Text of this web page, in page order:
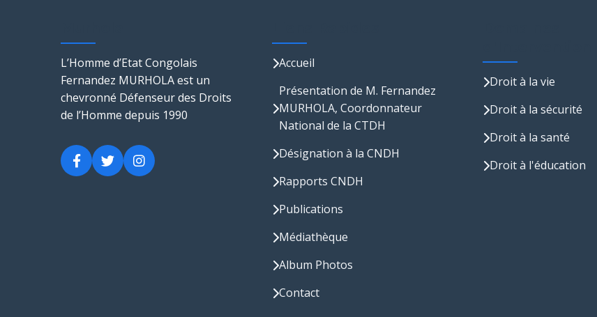
L’Homme d’Etat Congolais
Fernandez MURHOLA est un
chevronné Défenseur des Droits
de l’Homme depuis 1990
Accueil
Présentation de M. Fernandez
MURHOLA, Coordonnateur
National de la CTDH
Désignation à la CNDH
Rapports CNDH
Publications
Médiathèque
Album Photos
Contact
Droit à la vie
Droit à la sécurité
Droit à la santé
Droit à l'éducation